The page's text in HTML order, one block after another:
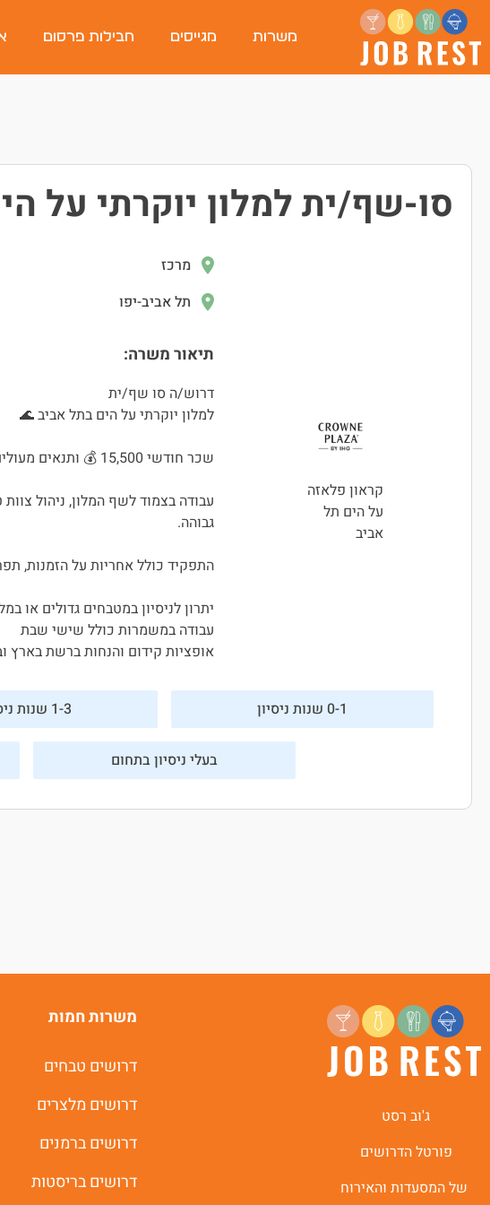
משרות מגייסים חבילות פרסום
סו-שף/ית למלון יוקרתי על
קראון פלאזה
על הים תל
אביב
מרכז
תל אביב-יפו
תיאור משרה:
דרוש/ה סו שף/ית
למלון יוקרתי על הים בתל אביב 🌊
שכר חודשי 15,500 💰 ותנאים מעולים למתאימים/ות
עבודה בצמוד לשף המלון, ניהול
גבוהה.
התפקיד כולל אחריות על הזמנות,
יתרון לניסיון במטבחים גדולים או
עבודה במשמרות כולל שישי שבת
אופציות קידום והנחות ברשת בארץ
0-1 שנות ניסיון 1-3 שנות ניסיון
בעלי ניסיון בתחום
ג'וב רסט
פורטל הדרושים
של המסעדות והאירוח
משרות חמות
דרושים טבחים
דרושים מלצרים
דרושים ברמנים
דרושים בריסטות